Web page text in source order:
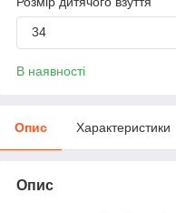
34
В наявності
Опис Характеристики
Опис